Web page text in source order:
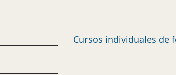
Cursos individuales de